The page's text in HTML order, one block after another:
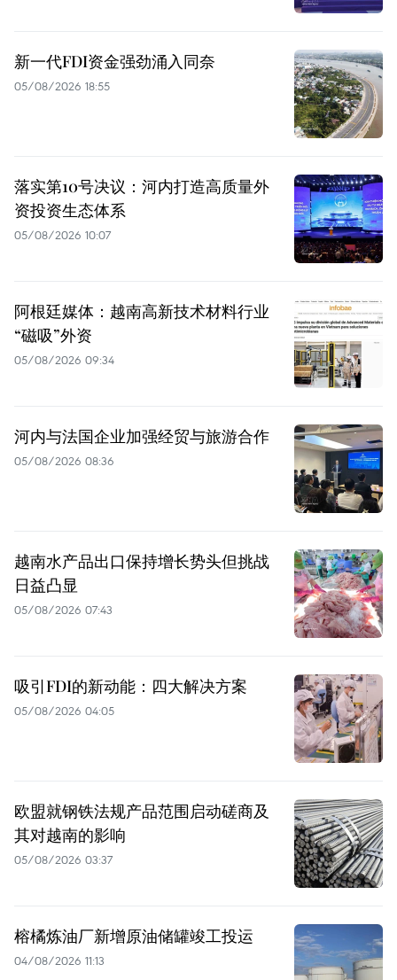
新一代FDI资金强劲涌入同奈
05/08/2026 18:55
落实第10号决议：河内打造高质量外
资投资生态体系
05/08/2026 10:07
阿根廷媒体：越南高新技术材料行业
“磁吸”外资
05/08/2026 09:34
河内与法国企业加强经贸与旅游合作
05/08/2026 08:36
越南水产品出口保持增长势头但挑战
日益凸显
05/08/2026 07:43
吸引FDI的新动能：四大解决方案
05/08/2026 04:05
欧盟就钢铁法规产品范围启动磋商及
其对越南的影响
05/08/2026 03:37
榕橘炼油厂新增原油储罐竣工投运
04/08/2026 11:13